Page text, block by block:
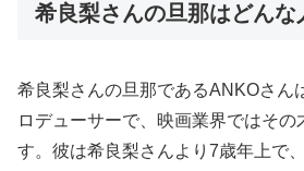
希良梨さんの旦那はどんな
希良梨さんの旦那であるANKOさん
ロデューサーで、映画業界ではその
す。彼は希良梨さんより7歳年上で